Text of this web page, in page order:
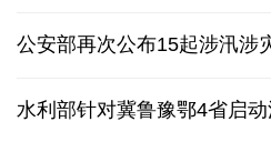
公安部再次公布15起涉汛涉
水利部针对冀鲁豫鄂4省启